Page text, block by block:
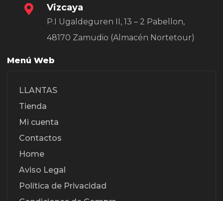
Vizcaya
P.I Ugaldeguren II, 13 – 2 Pabellon,
48170 Zamudio (Almacén Nortetour)
Menú Web
LLANTAS
Tienda
Mi cuenta
Contactos
Home
Aviso Legal
Política de Privacidad